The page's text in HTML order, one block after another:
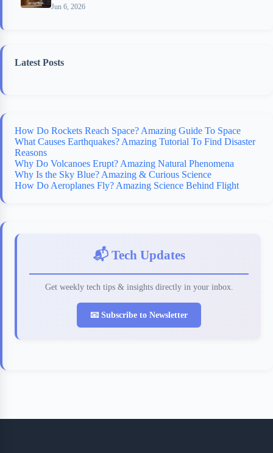
Jun 6, 2026
Latest Posts
How Do Rockets Reach Space? Amazing Guide To Space
What Causes Earthquakes? Amazing Tutorial To Find Disaster
Reasons
Why Do Volcanoes Erupt? Amazing Natural Phenomena
Why Is the Sky Blue? Amazing & Curious Science
How Do Aeroplanes Fly? Amazing Science Behind Flight
📬 Tech Updates
Get weekly tech tips & insights directly in your inbox.
📧 Subscribe to Newsletter